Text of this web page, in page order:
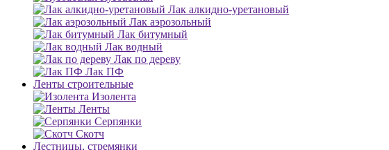
Лак алкидно-уретановый
Лак аэрозольный
Лак битумный
Лак водный
Лак по дереву
Лак ПФ
Ленты строительные
Изолента
Ленты
Серпянки
Скотч
Лестницы, стремянки